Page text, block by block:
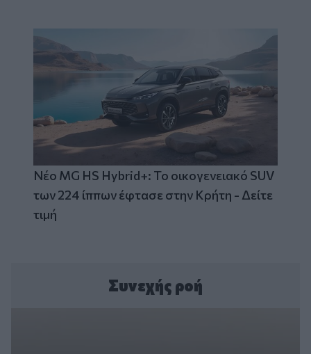
Νέο MG HS Hybrid+: Το οικογενειακό SUV
των 224 ίππων έφτασε στην Κρήτη - Δείτε
τιμή
Συνεχής ροή